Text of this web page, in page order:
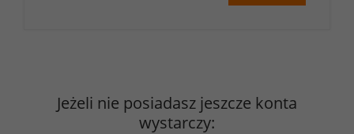
Jeżeli nie posiadasz jeszcze konta
wystarczy: